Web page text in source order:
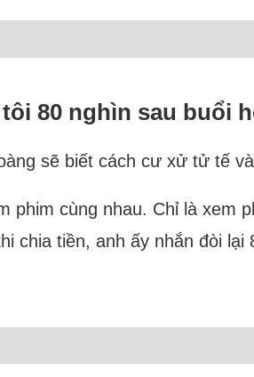
80 nghìn sau buổi
sẽ biết cách cư xử tử tế
phim cùng nhau. Chỉ là
chia tiền, anh ấy nhắn đòi